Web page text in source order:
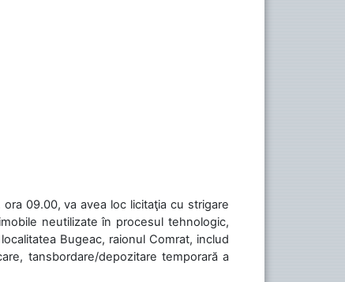
09.00, va avea loc licitaţia cu strigare
neutilizate în procesul tehnologic,
Bugeac, raionul Comrat, includ
tansbordare/depozitare temporară a